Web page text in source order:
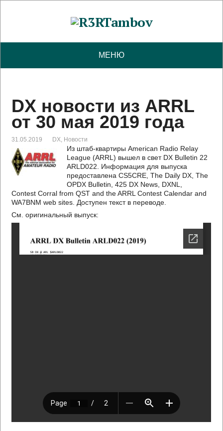
МЕНЮ
DX новости из ARRL
от 30 мая 2019 года
31.05.2019 DX, Новости
Из штаб-квартиры American Radio Relay
League (ARRL) вышел в свет DX Bulletin 22
ARLD022. Информация для выпуска
предоставлена CS5CRE, The Daily DX, The
OPDX Bulletin, 425 DX News, DXNL,
Contest Corral from QST and the ARRL Contest Calendar and
WA7BNM web sites. Доступен текст в переводе.
См. оригинальный выпуск: